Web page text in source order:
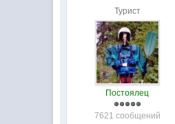
Турист
Постоялец
7621 сообщений